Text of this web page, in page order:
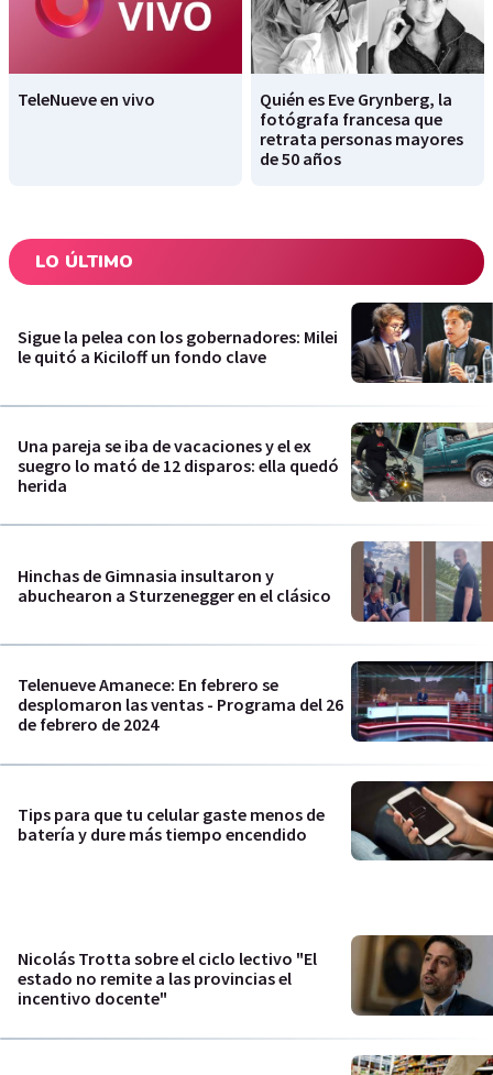
TeleNueve en vivo
Quién es Eve Grynberg, la
fotógrafa francesa que
retrata personas mayores
de 50 años
LO ÚLTIMO
Sigue la pelea con los gobernadores: Milei
le quitó a Kiciloff un fondo clave
Una pareja se iba de vacaciones y el ex
suegro lo mató de 12 disparos: ella quedó
herida
Hinchas de Gimnasia insultaron y
abuchearon a Sturzenegger en el clásico
Telenueve Amanece: En febrero se
desplomaron las ventas - Programa del 26
de febrero de 2024
Tips para que tu celular gaste menos de
batería y dure más tiempo encendido
Nicolás Trotta sobre el ciclo lectivo "El
estado no remite a las provincias el
incentivo docente"